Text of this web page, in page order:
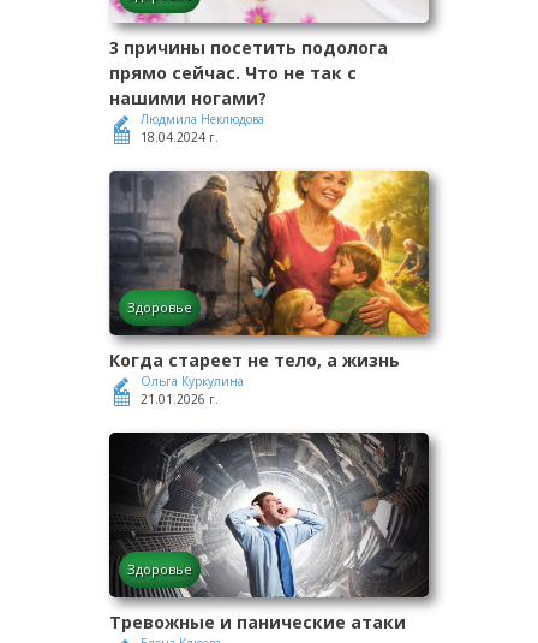
3 причины посетить подолога
прямо сейчас. Что не так с
нашими ногами?
Людмила Неклюдова
18.04.2024 г.
Здоровье
Когда стареет не тело, а жизнь
Ольга Куркулина
21.01.2026 г.
Здоровье
Тревожные и панические атаки